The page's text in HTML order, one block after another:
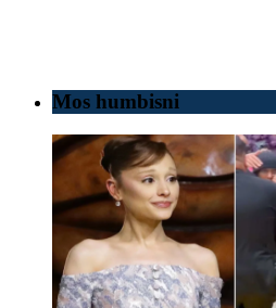
Mos humbisni